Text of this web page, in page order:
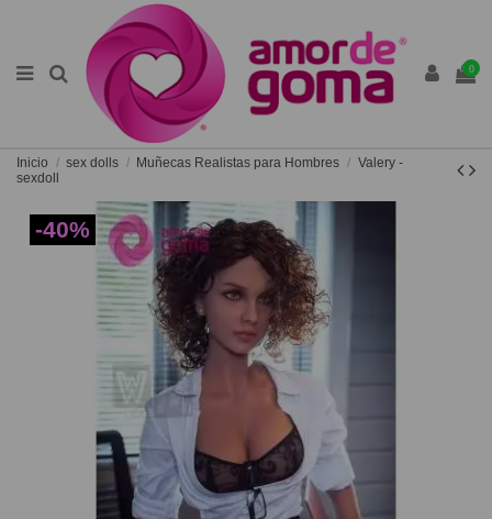
0
Inicio sex dolls Muñecas Realistas para Hombres
Valery -
sexdoll
-40%